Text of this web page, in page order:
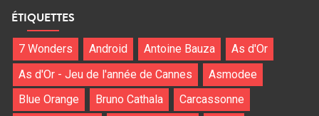
ÉTIQUETTES
7 Wonders Android Antoine Bauza
As d'Or
As d'Or - Jeu de l'année de Cannes
Asmodee
Blue Orange
Bruno Cathala
Carcassonne